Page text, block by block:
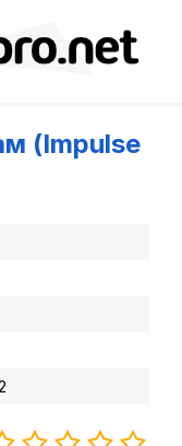
(Impulse